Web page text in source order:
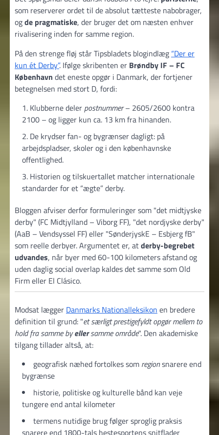
som reserverer ordet til de absolut tætteste nabobrager,
ogde pragmatiske, der bruger det om næsten enhver
rivalisering inden for samme region.
På den strenge fløj står Tipsbladets blogindlæg “Der er
kun ét Derby”. Ifølge skribenten er Brøndby IF – FC
København det eneste opgør i Danmark, der fortjener
betegnelsen med stort D, fordi:
Klubberne deler postnummer– 2605/2600 kontra
2100 – og ligger kun ca. 13 km fra hinanden.
De krydser fan- og bygrænser dagligt: på
arbejdspladser, skoler og i den københavnske
offentlighed.
Historien og tilskuertallet matcher internationale
standarder for et “ægte” derby.
Bloggen afviser derfor formuleringer som det midtjyske
derby (FC Midtjylland – Viborg FF), det nordjyske derby
(AaB – Vendsyssel FF) eller SønderjyskE – Esbjerg fB
som reelle derbyer. Argumentet er, atderby-begrebet
udvandes, når byer med 60-100 kilometers afstand og
uden daglig social overlap kaldes det samme som Old
Firm eller El Clásico.
Modsat lægger Danmarks Nationalleksikon en bredere
definition til grund: et særligt prestigefyldt opgør mellem to
hold fra samme byellersamme område. Den akademiske
tilgang tillader altså, at:
geografisk næhed fortolkes som regionsnarere end
bygrænse
historie, politiske og kulturelle bånd kan veje
tungere end antal kilometer
termens nutidige brug følger sproglig praksis